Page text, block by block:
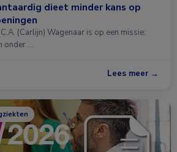
dieet minder kans op
(Carlijn) Wagenaar is op een missie:
onder …
Lees meer →